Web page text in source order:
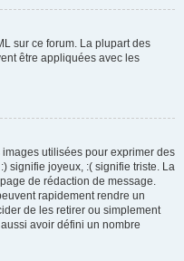
sur ce forum. La plupart des
être appliquées avec les
utilisées pour exprimer des
signifie joyeux, :( signifie triste. La
de rédaction de message.
rapidement rendre un
de les retirer ou simplement
avoir défini un nombre